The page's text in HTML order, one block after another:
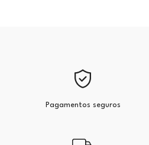
Pagamentos seguros